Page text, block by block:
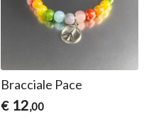
Bracciale Pace
€ 12,00